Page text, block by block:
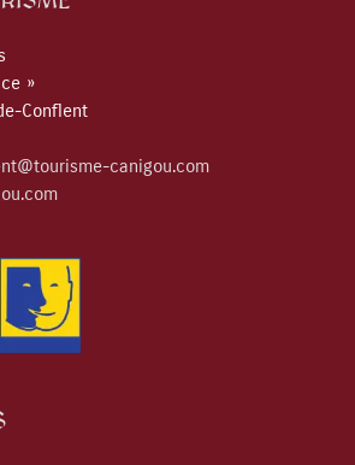
»
Conflent
canigou.com